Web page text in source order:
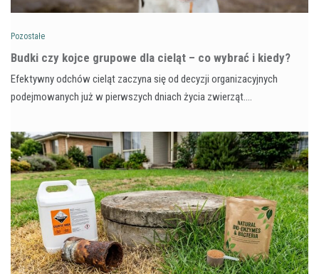
Pozostałe
Budki czy kojce grupowe dla cieląt – co wybrać i kiedy?
Efektywny odchów cieląt zaczyna się od decyzji organizacyjnych
podejmowanych już w pierwszych dniach życia zwierząt.…